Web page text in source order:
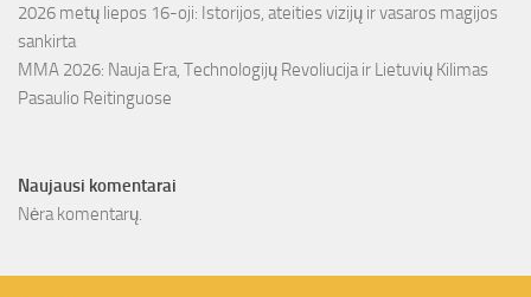
2026 metų liepos 16-oji: Istorijos, ateities vizijų ir vasaros magijos
sankirta
MMA 2026: Nauja Era, Technologijų Revoliucija ir Lietuvių Kilimas
Pasaulio Reitinguose
Naujausi komentarai
Nėra komentarų.